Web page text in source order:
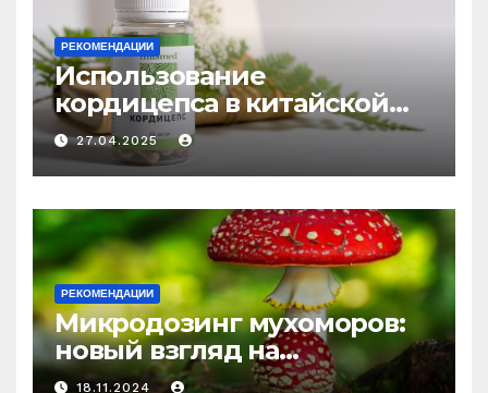
РЕКОМЕНДАЦИИ
Использование
кордицепса в китайской
медицине: природное
средство против усталости
и истощения
27.04.2025
РЕКОМЕНДАЦИИ
Микродозинг мухоморов:
новый взгляд на
психоделику
18.11.2024